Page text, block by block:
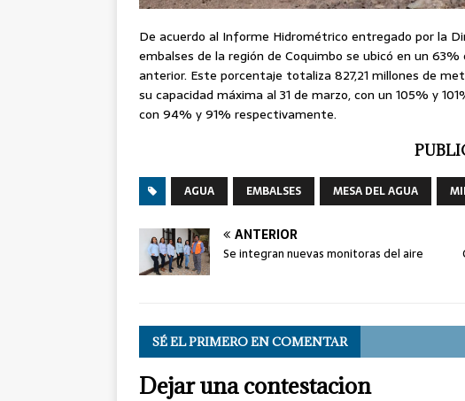
De acuerdo al Informe Hidrométrico entregado por la
embalses de la región de Coquimbo se ubicó en un
anterior. Este porcentaje totaliza 827,21 millones de
su capacidad máxima al 31 de marzo, con un 105% y
con 94% y 91% respectivamente.
AGUA EMBALSES MESA DEL AGUA
ANTERIOR
Se integran nuevas monitoras del aire
SÉ EL PRIMERO EN COMENTAR
Dejar una contestacion